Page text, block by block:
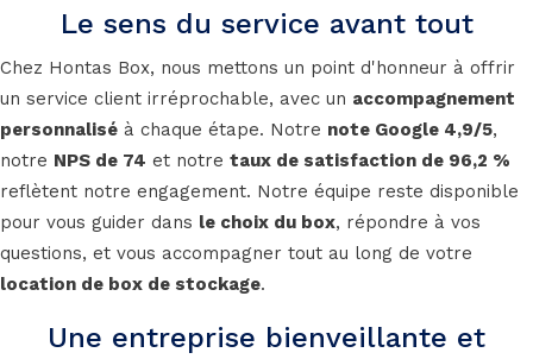
Le sens du service avant tout
Chez Hontas Box, nous mettons un point d'honneur à offrir
un service client irréprochable, avec un accompagnement
personnalisé à chaque étape. Notre note Google 4,9/5,
notre NPS de 74 et notre taux de satisfaction de 96,2 %
reflètent notre engagement. Notre équipe reste disponible
pour vous guider dans le choix du box, répondre à vos
questions, et vous accompagner tout au long de votre
location de box de stockage.
Une entreprise bienveillante et